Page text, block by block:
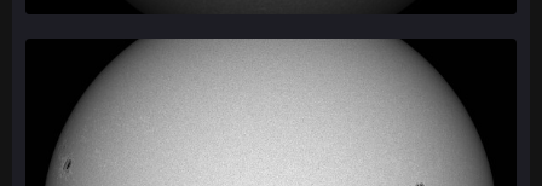
31. Juli 2026 um 20:03